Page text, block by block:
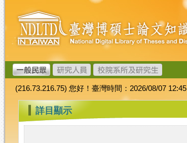
跳
到
主
要
內
容
臺
灣
博
碩
士
論
文
加
值
系
統
(216.73.216.75) 您好！臺灣時間：2026/08/07 12:45
::: 詳目顯示